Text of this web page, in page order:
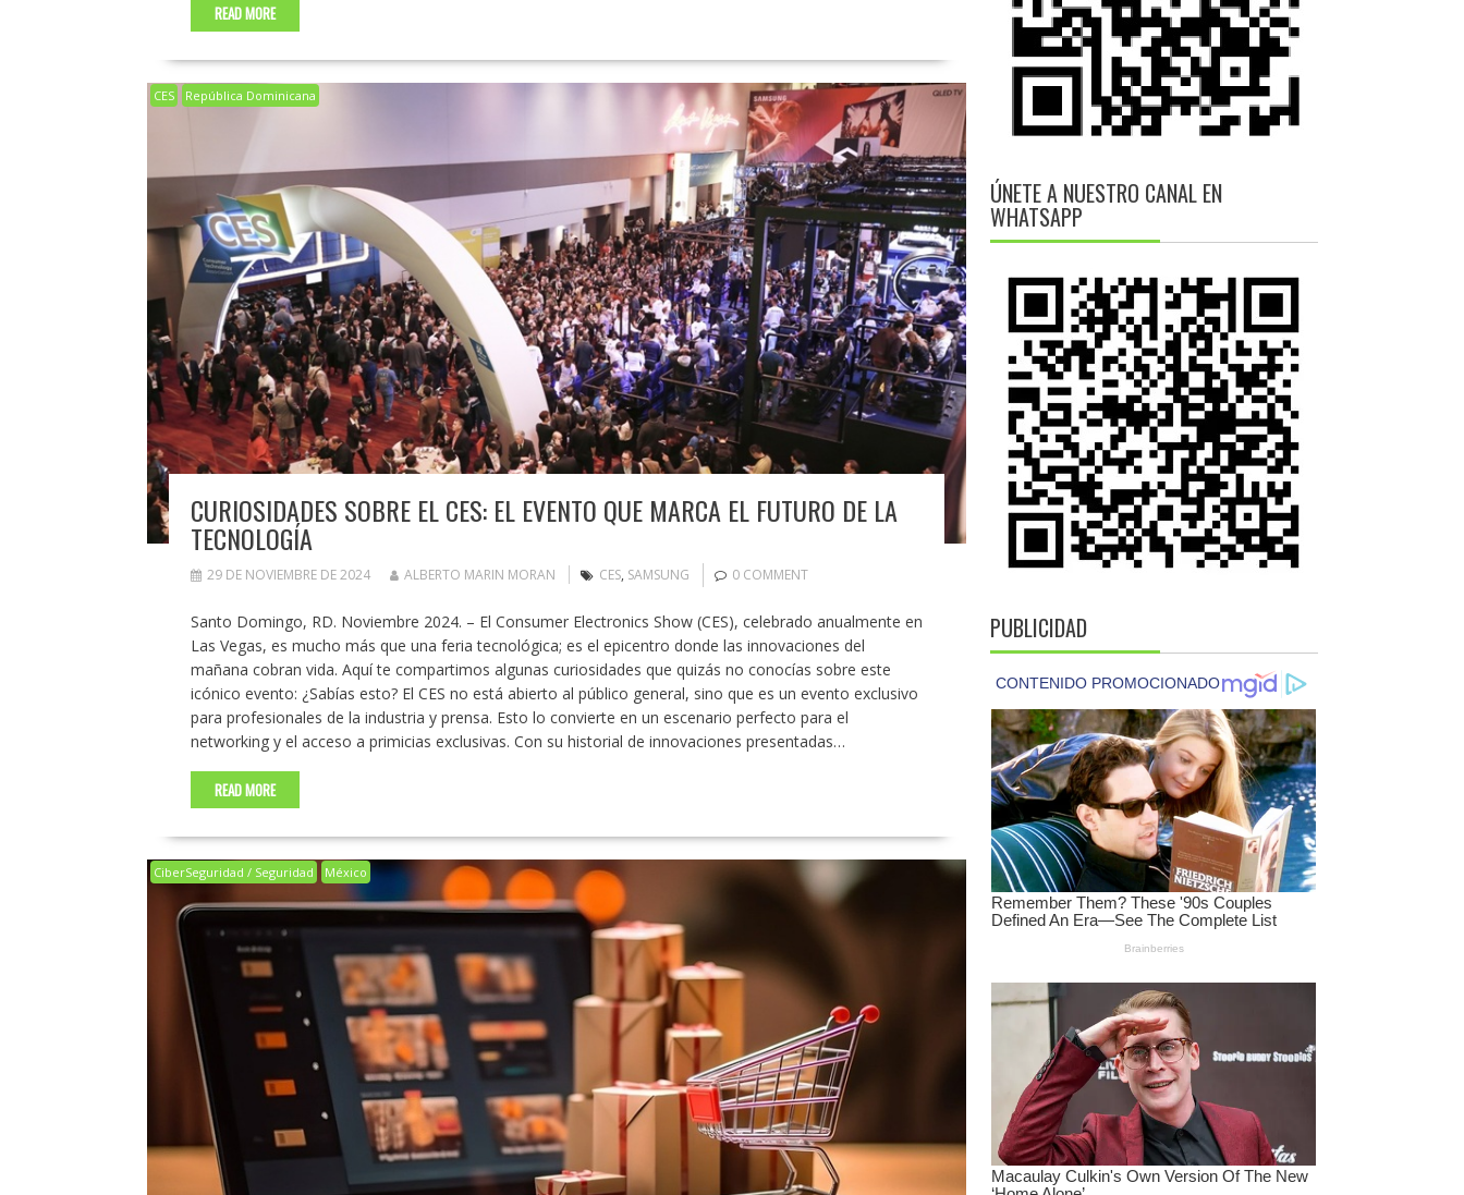
READ MORE
CES República Dominicana
CURIOSIDADES SOBRE EL CES: EL EVENTO QUE MARCA EL FUTURO DE LA
TECNOLOGÍA
29 DE NOVIEMBRE DE 2024 ALBERTO MARIN MORAN CES, SAMSUNG 0 COMMENT
Santo Domingo, RD. Noviembre 2024. – El Consumer Electronics Show (CES), celebrado anualmente en
Las Vegas, es mucho más que una feria tecnológica; es el epicentro donde las innovaciones del
mañana cobran vida. Aquí te compartimos algunas curiosidades que quizás no conocías sobre este
icónico evento: ¿Sabías esto? El CES no está abierto al público general, sino que es un evento exclusivo
para profesionales de la industria y prensa. Esto lo convierte en un escenario perfecto para el
networking y el acceso a primicias exclusivas. Con su historial de innovaciones presentadas…
READ MORE
CiberSeguridad / Seguridad México
ÚNETE A NUESTRO CANAL EN
WHATSAPP
PUBLICIDAD